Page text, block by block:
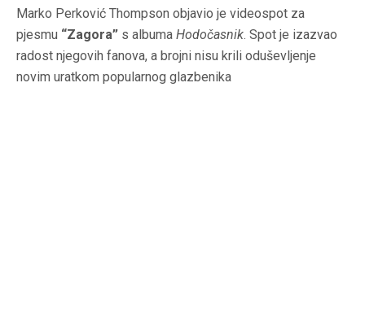
Marko Perković Thompson objavio je videospot za
pjesmu “Zagora” s albuma Hodočasnik. Spot je izazvao
radost njegovih fanova, a brojni nisu krili oduševljenje
novim uratkom popularnog glazbenika